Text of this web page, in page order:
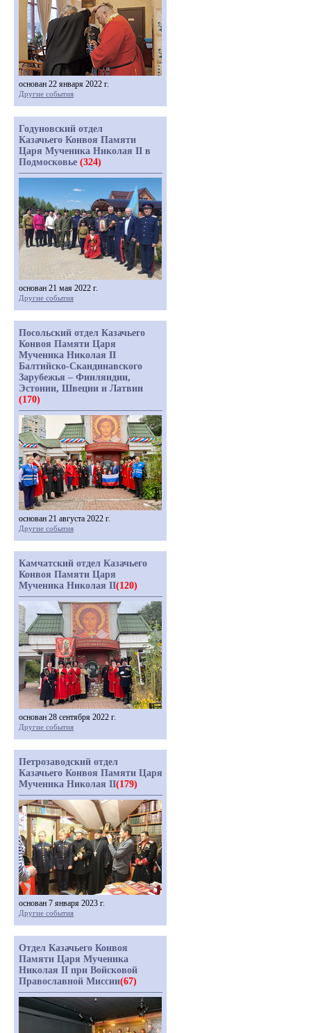
основан 22 января 2022 г.
Другие события
Годуновский отдел
Казачьего Конвоя Памяти
Царя Мученика Николая II в
Подмосковье (324)
основан 21 мая 2022 г.
Другие события
Посольский отдел Казачьего
Конвоя Памяти Царя
Мученика Николая II
Балтийско-Скандинавского
Зарубежья – Финляндии,
Эстонии, Швеции и Латвии
(170)
основан 21 августа 2022 г.
Другие события
Камчатский отдел Казачьего
Конвоя Памяти Царя
Мученика Николая II(120)
основан 28 сентября 2022 г.
Другие события
Петрозаводский отдел
Казачьего Конвоя Памяти Царя
Мученика Николая II(179)
основан 7 января 2023 г.
Другие события
Отдел Казачьего Конвоя
Памяти Царя Мученика
Николая II при Войсковой
Православной Миссии(67)